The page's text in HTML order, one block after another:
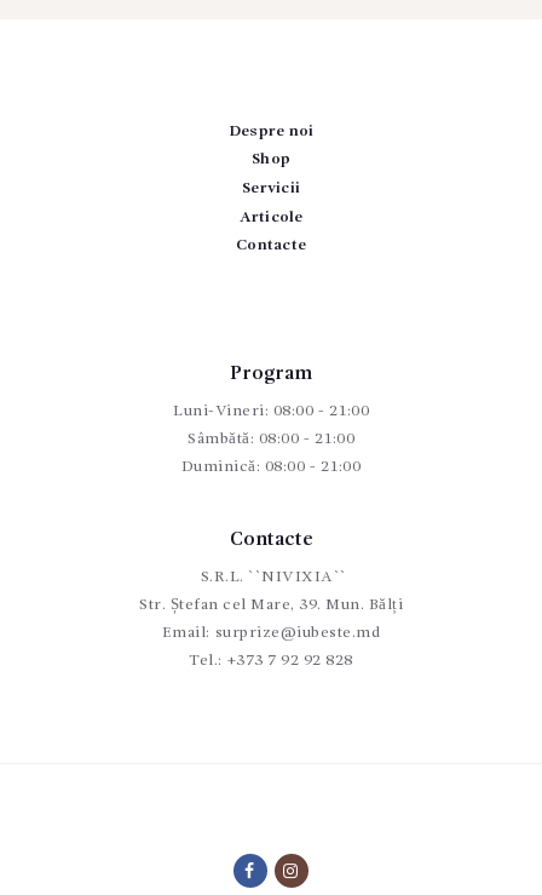
Despre noi
Shop
Servicii
Articole
Contacte
Program
Luni-Vineri: 08:00 - 21:00
Sâmbătă: 08:00 - 21:00
Duminică: 08:00 - 21:00
Contacte
S.R.L. ``NIVIXIA``
Str. Ștefan cel Mare, 39. Mun. Bălți
Email: surprize@iubeste.md
Tel.: +373 7 92 92 828